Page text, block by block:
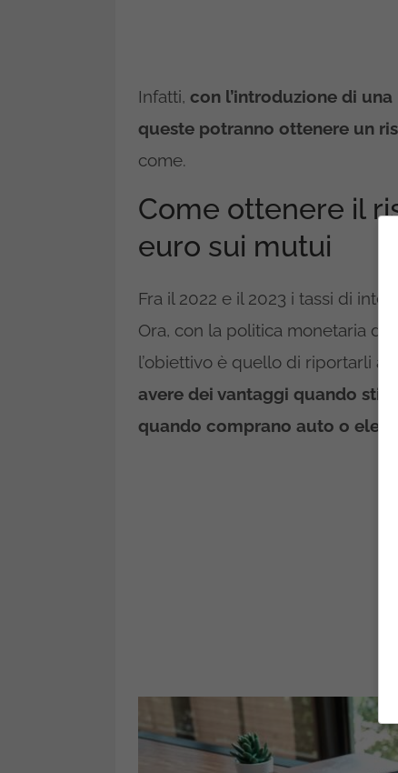
Infatti, con l’introduzione di
queste potranno ottenere un
come.
Come ottenere il
euro sui mutui
Fra il 2022 e il 2023 i tassi di
Ora, con la politica monetaria
l’obiettivo è quello di riportarli al
avere dei vantaggi quando
quando comprano auto o